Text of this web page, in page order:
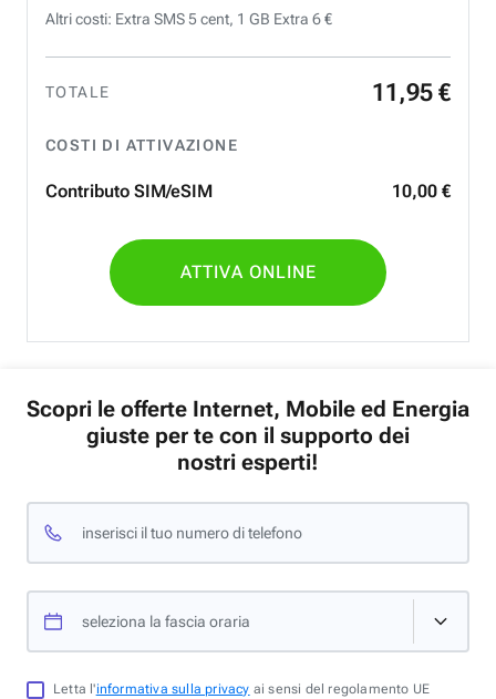
Altri costi: Extra SMS 5 cent, 1 GB Extra 6 €
TOTALE 11 ,95 €
COSTI DI ATTIVAZIONE
Contributo SIM/eSIM 10,00 €
ATTIVA ONLINE
Scopri le offerte Internet, Mobile ed Energia
giuste per te con il supporto dei
nostri esperti!
inserisci il tuo numero di telefono
seleziona la fascia oraria
Letta l'informativa sulla privacy ai sensi del regolamento UE